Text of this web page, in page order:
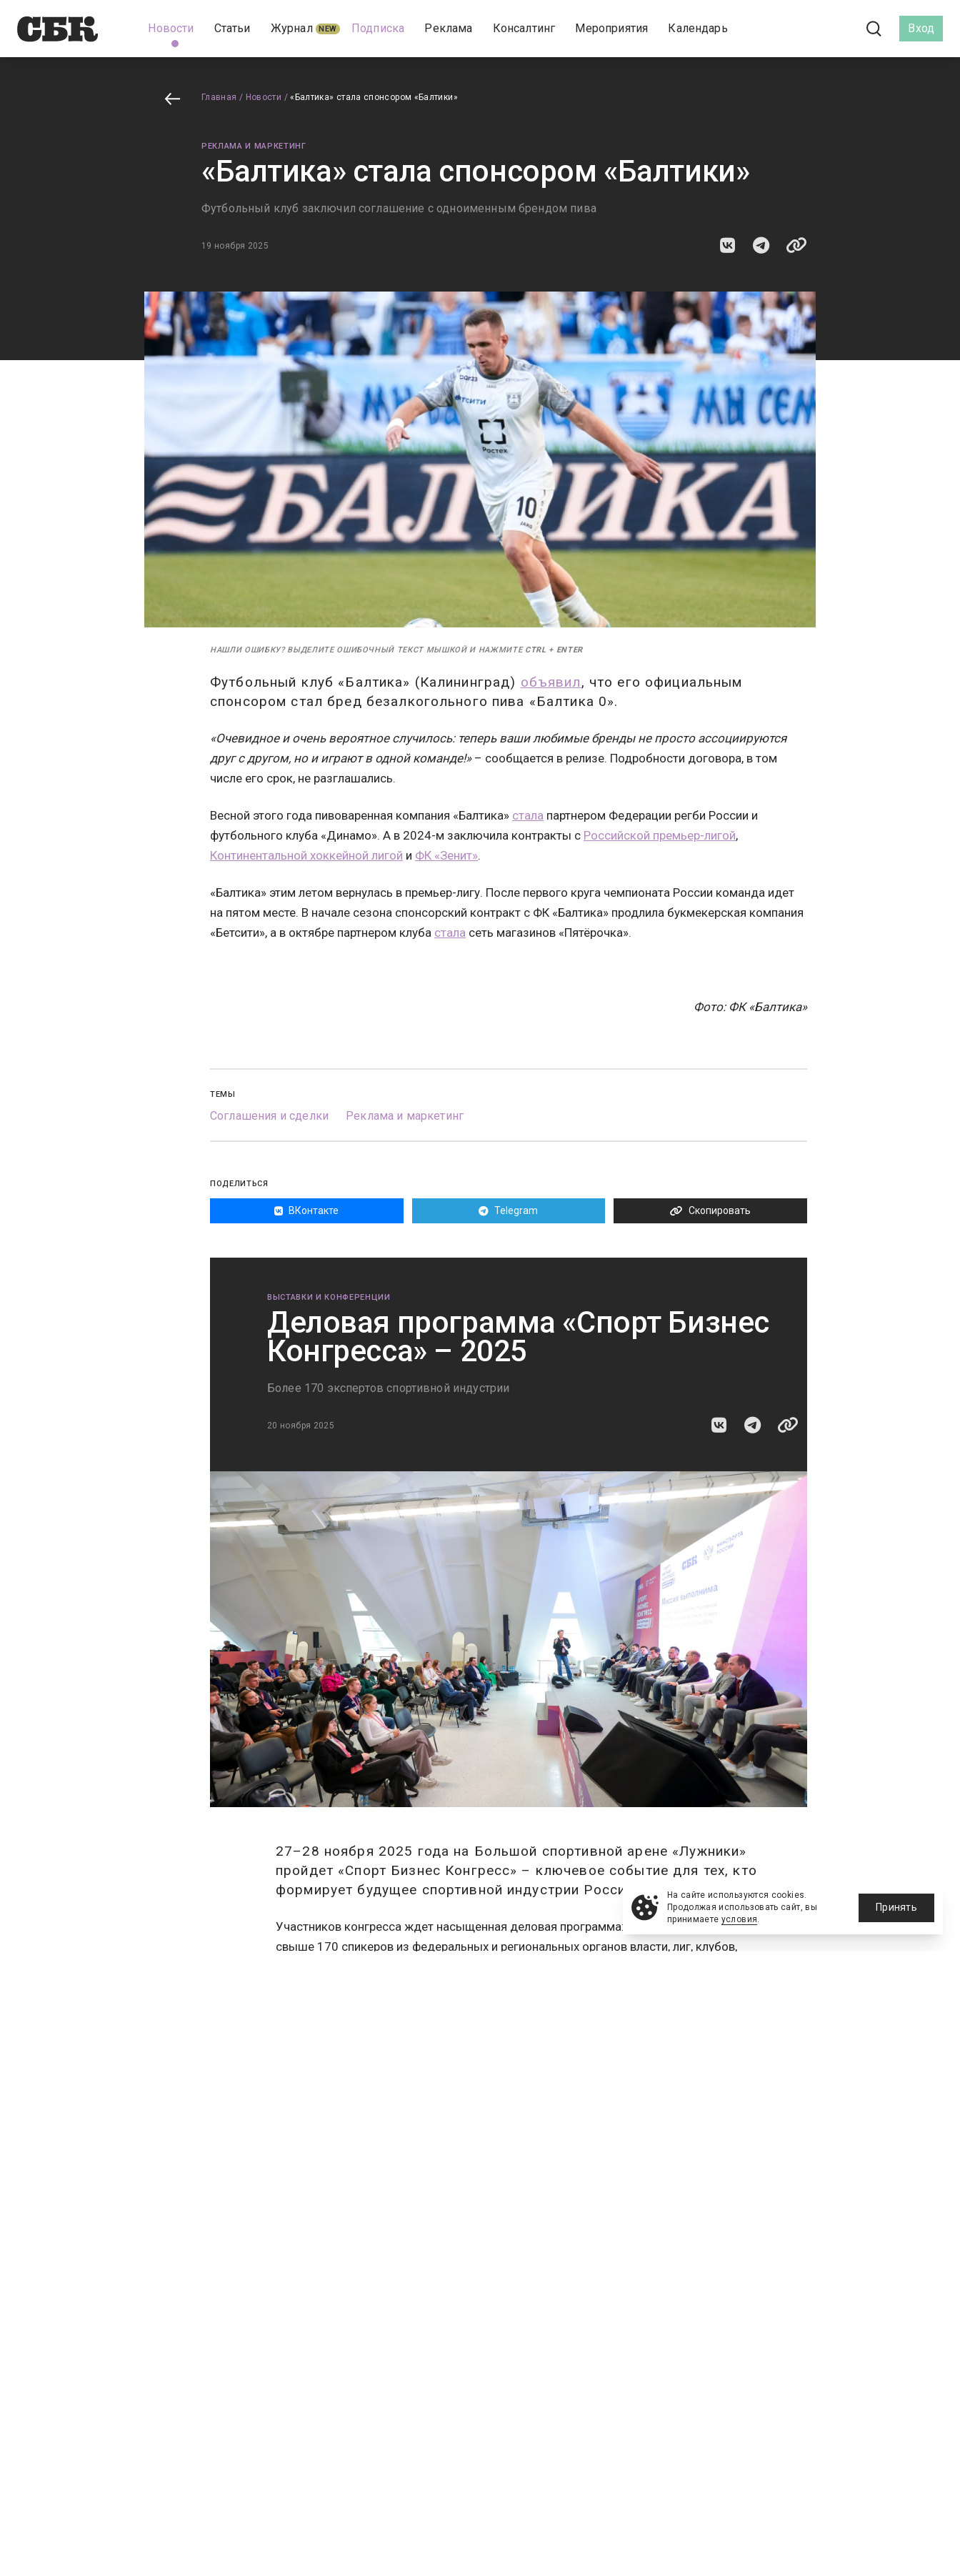
Новости Статьи Журнал NEW Подписка Реклама Консалтинг Мероприятия Календарь Вход
Главная / Новости / «Балтика» стала спонсором «Балтики»
РЕКЛАМА И МАРКЕТИНГ
«Балтика» стала спонсором «Балтики»
Футбольный клуб заключил соглашение с одноименным брендом пива
19 ноября 2025
НАШЛИ ОШИБКУ? ВЫДЕЛИТЕ ОШИБОЧНЫЙ ТЕКСТ МЫШКОЙ И НАЖМИТЕ CTRL + ENTER
Футбольный клуб «Балтика» (Калининград) объявил, что его официальным
спонсором стал бред безалкогольного пива «Балтика 0».
«Очевидное и очень вероятное случилось: теперь ваши любимые бренды не просто ассоциируются
друг с другом, но и играют в одной команде!»– сообщается в релизе. Подробности договора, в том
числе его срок, не разглашались.
Весной этого года пивоваренная компания «Балтика» стала партнером Федерации регби России и
футбольного клуба «Динамо». А в 2024-м заключила контракты с Российской премьер-лигой,
Континентальной хоккейной лигой и ФК «Зенит».
«Балтика» этим летом вернулась в премьер-лигу. После первого круга чемпионата России команда идет
на пятом месте. В начале сезона спонсорский контракт с ФК «Балтика» продлила букмекерская компания
«Бетсити», а в октябре партнером клуба стала сеть магазинов «Пятёрочка».
Фото: ФК «Балтика»
ТЕМЫ
Соглашения и сделки Реклама и маркетинг
ПОДЕЛИТЬСЯ
ВКонтакте Telegram Скопировать
ВЫСТАВКИ И КОНФЕРЕНЦИИ
Деловая программа «Спорт Бизнес
Конгресса» – 2025
Более 170 экспертов спортивной индустрии
20 ноября 2025
27–28 ноября 2025 года на Большой спортивной арене «Лужники»
пройдет «Спорт Бизнес Конгресс» – ключевое событие для тех, кто
формирует будущее спортивной индустрии России.
Участников конгресса ждет насыщенная деловая программа: 24 сессии в трех потоках,
свыше 170 спикеров из федеральных и региональных органов власти, лиг, клубов,
На сайте используются cookies.
Продолжая использовать сайт, вы
принимаете условия.
Принять